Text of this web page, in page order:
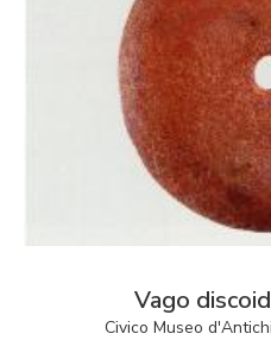
Vago
Civico Museo